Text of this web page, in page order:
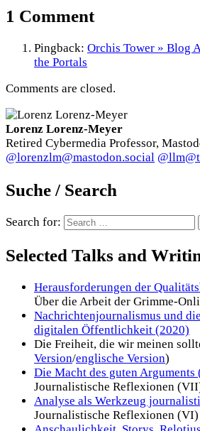
1 Comment
Pingback: Orchis Tower » Blog
the Portals
Comments are closed.
Lorenz Lorenz-Meyer
Retired Cybermedia Professor,
@lorenzlm@mastodon.social
Suche / Search
Search for:
Selected Talks and
Herausforderungen der
Über die Arbeit der Grimme-
Nachrichtenjournalismus und
digitalen Öffentlichkeit (2020)
Die Freiheit, die wir meinen
Version/englische Version)
Die Macht des guten Arguments
Journalistische Reflexionen
Analyse als Werkzeug
Journalistische Reflexionen (VI)